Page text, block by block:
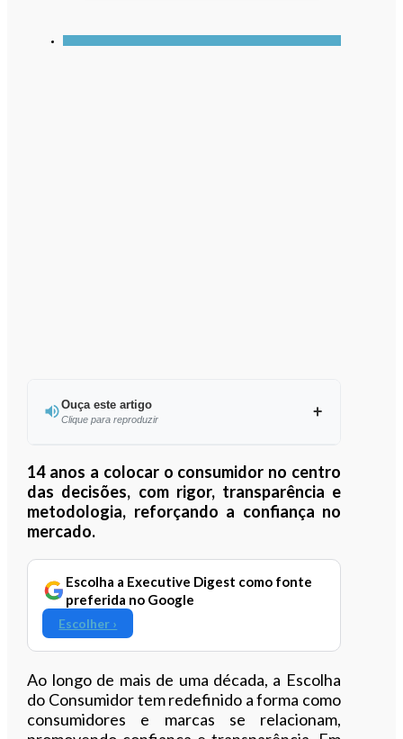
Ouça este artigo
Clique para reproduzir
Ouvir este artigo
14 anos a colocar o consumidor no centro
das decisões, com rigor, transparência e
metodologia, reforçando a confiança no
mercado.
Escolha a Executive Digest como fonte
preferida no Google
Escolher ›
Ao longo de mais de uma década, a Escolha
do Consumidor tem redefinido a forma como
consumidores e marcas se relacionam,